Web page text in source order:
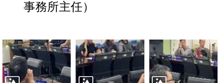
事務所主任）